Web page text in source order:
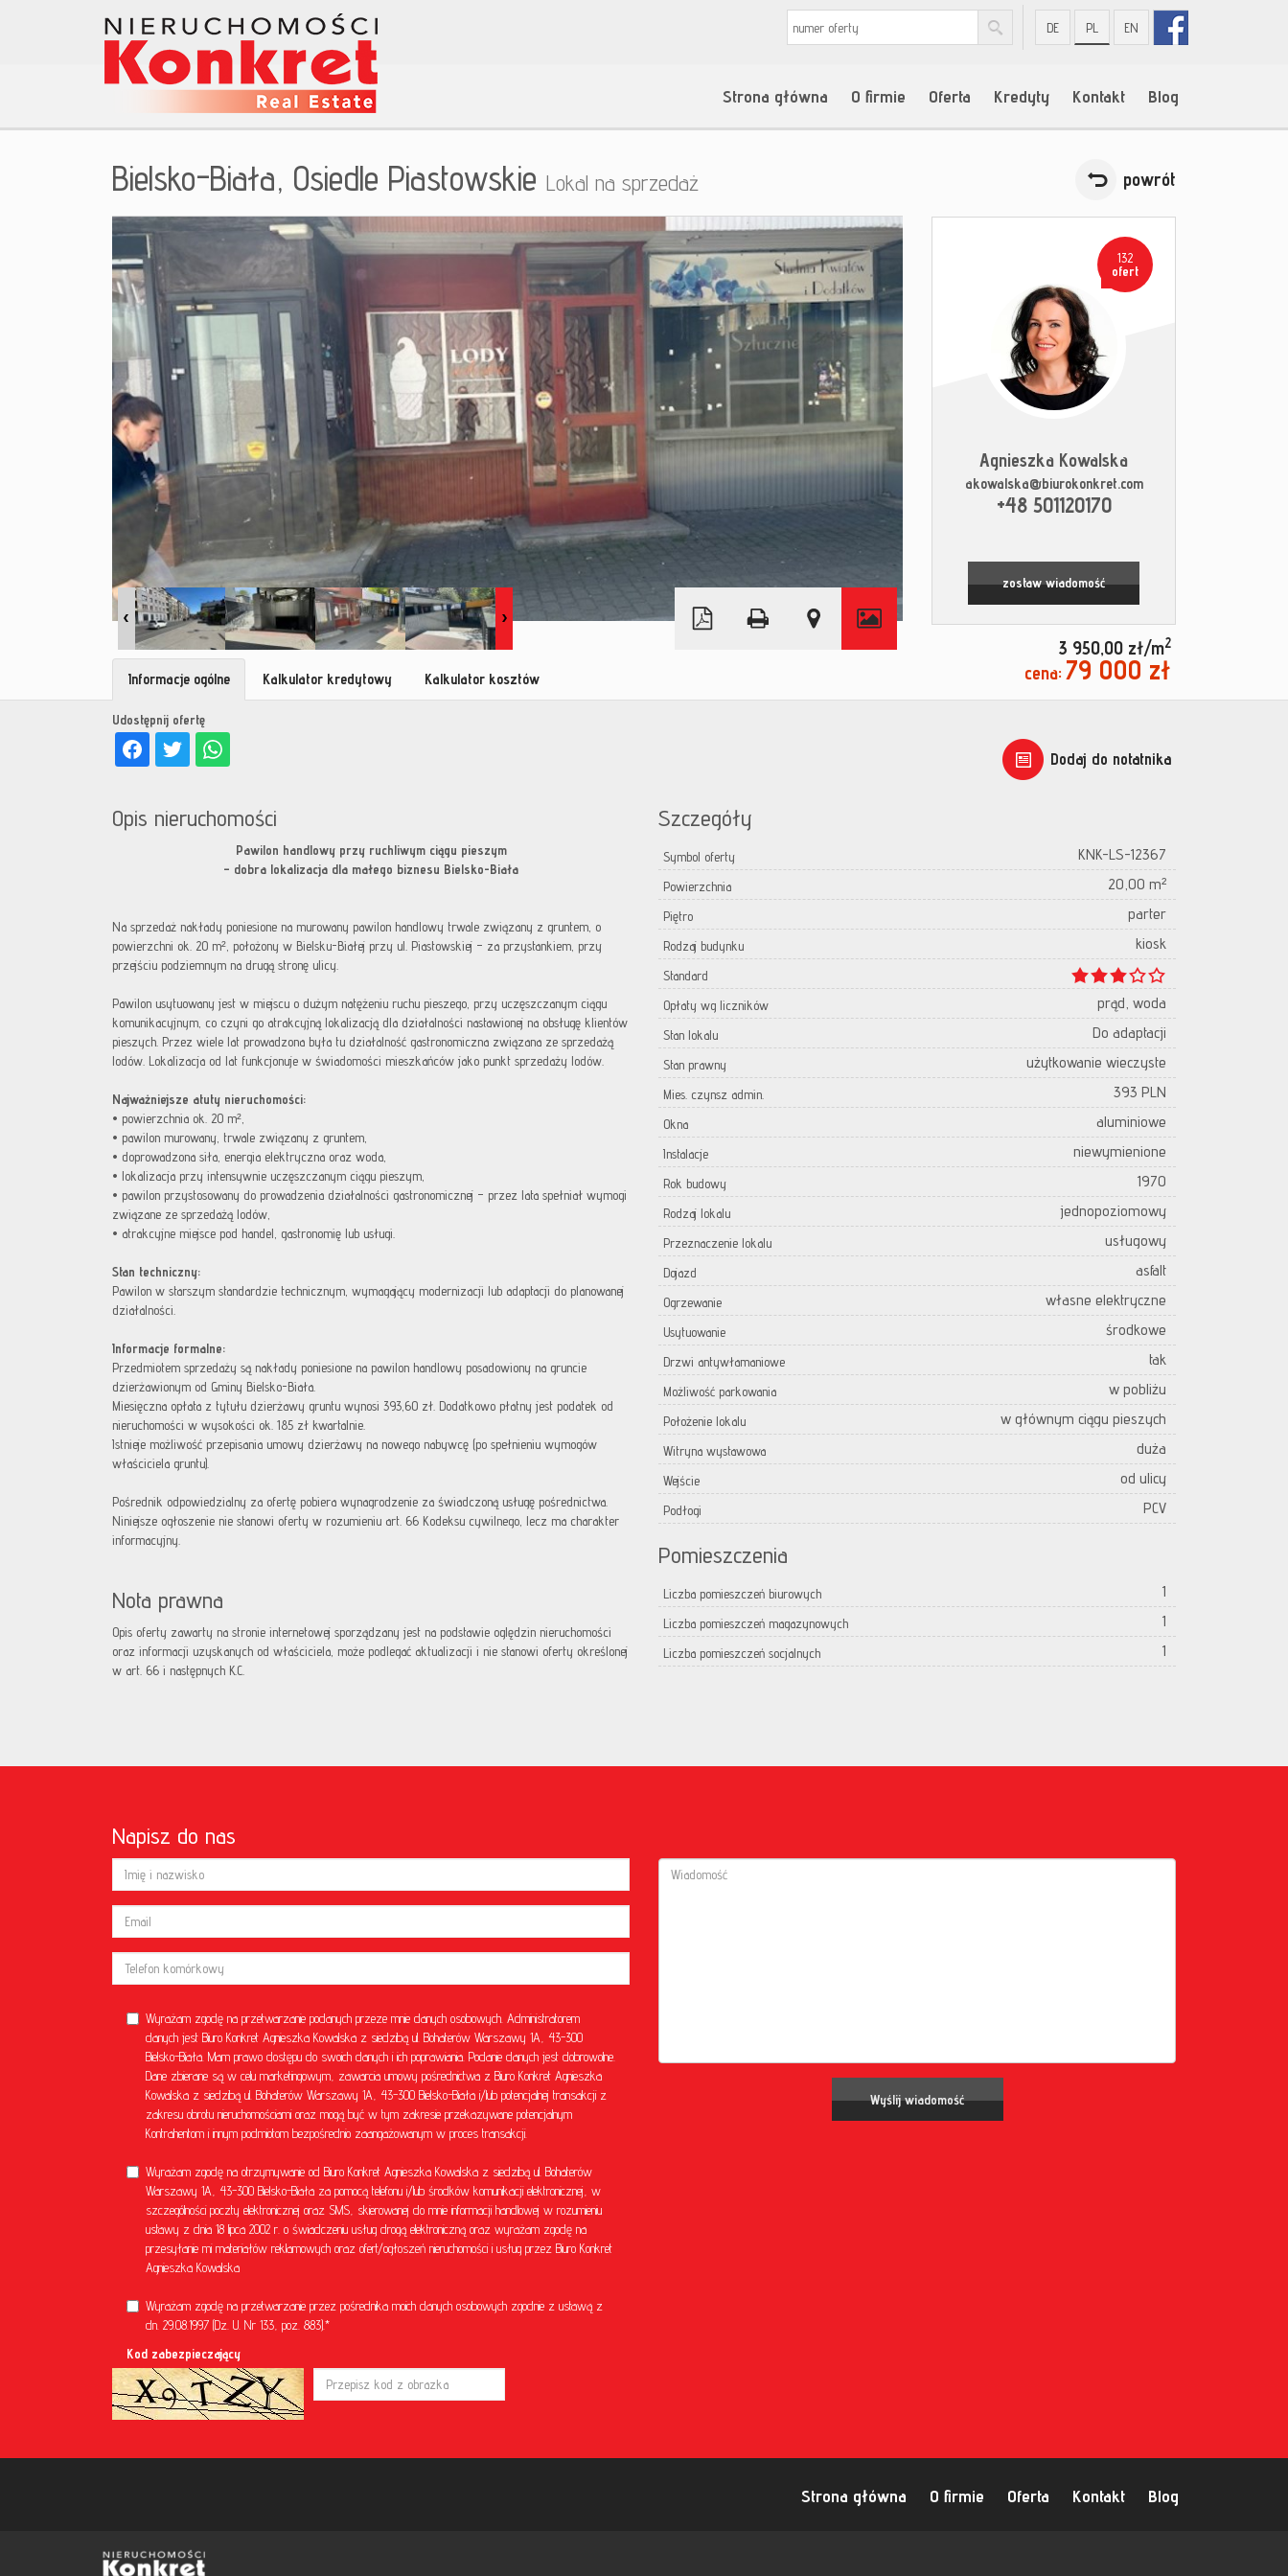
DE PL EN
Strona główna O firmie Oferta Kredyty Kontakt Blog
Bielsko-Biała, Osiedle Piastowskie Lokal na sprzedaż powrót
+
−
Leaflet|© MapTiler ©OpenStreetMap contributors
132
ofert
Agnieszka Kowalska
akowalska@biurokonkret.com
+48 501120170
zostaw wiadomość
3 950,00 zł/m2
cena: 79 000 zł
Dodaj do notatnika
Udostępnij ofertę
Informacje ogólne Kalkulator kredytowy Kalkulator kosztów
Opis nieruchomości
Pawilon handlowy przy ruchliwym ciągu pieszym
– dobra lokalizacja dla małego biznesu Bielsko-Biała
Na sprzedaż nakłady poniesione na murowany pawilon handlowy trwale związany z gruntem, o
powierzchni ok. 20 m², położony w Bielsku-Białej przy ul. Piastowskiej – za przystankiem, przy
przejściu podziemnym na drugą stronę ulicy.
Pawilon usytuowany jest w miejscu o dużym natężeniu ruchu pieszego, przy uczęszczanym ciągu
komunikacyjnym, co czyni go atrakcyjną lokalizacją dla działalności nastawionej na obsługę klientów
pieszych. Przez wiele lat prowadzona była tu działalność gastronomiczna związana ze sprzedażą
lodów. Lokalizacja od lat funkcjonuje w świadomości mieszkańców jako punkt sprzedaży lodów.
Najważniejsze atuty nieruchomości:
• powierzchnia ok. 20 m²,
• pawilon murowany, trwale związany z gruntem,
• doprowadzona siła, energia elektryczna oraz woda,
• lokalizacja przy intensywnie uczęszczanym ciągu pieszym,
• pawilon przystosowany do prowadzenia działalności gastronomicznej – przez lata spełniał wymogi
związane ze sprzedażą lodów,
• atrakcyjne miejsce pod handel, gastronomię lub usługi.
Stan techniczny:
Pawilon w starszym standardzie technicznym, wymagający modernizacji lub adaptacji do planowanej
działalności.
Informacje formalne:
Przedmiotem sprzedaży są nakłady poniesione na pawilon handlowy posadowiony na gruncie
dzierżawionym od Gminy Bielsko-Biała.
Miesięczna opłata z tytułu dzierżawy gruntu wynosi 393,60 zł. Dodatkowo płatny jest podatek od
nieruchomości w wysokości ok. 185 zł kwartalnie.
Istnieje możliwość przepisania umowy dzierżawy na nowego nabywcę (po spełnieniu wymogów
właściciela gruntu).
Pośrednik odpowiedzialny za ofertę pobiera wynagrodzenie za świadczoną usługę pośrednictwa.
Niniejsze ogłoszenie nie stanowi oferty w rozumieniu art. 66 Kodeksu cywilnego, lecz ma charakter
informacyjny.
Nota prawna
Opis oferty zawarty na stronie internetowej sporządzany jest na podstawie oględzin nieruchomości
oraz informacji uzyskanych od właściciela, może podlegać aktualizacji i nie stanowi oferty określonej
w art. 66 i następnych K.C.
Szczegóły
Symbol oferty KNK-LS-12367
Powierzchnia 20,00 m²
Piętro parter
Rodzaj budynku kiosk
Standard
Opłaty wg liczników
prąd, woda
Stan lokalu Do adaptacji
Stan prawny użytkowanie wieczyste
Mies. czynsz admin. 393 PLN
Okna aluminiowe
Instalacje niewymienione
Rok budowy 1970
Rodzaj lokalu jednopoziomowy
Przeznaczenie lokalu usługowy
Dojazd asfalt
Ogrzewanie własne elektryczne
Usytuowanie środkowe
Drzwi antywłamaniowe tak
Możliwość parkowania w pobliżu
Położenie lokalu w głównym ciągu pieszych
Witryna wystawowa duża
Wejście od ulicy
Podłogi PCV
Pomieszczenia
Liczba pomieszczeń biurowych 1
Liczba pomieszczeń magazynowych 1
Liczba pomieszczeń socjalnych 1
Napisz do nas
Wyrażam zgodę na przetwarzanie podanych przeze mnie danych osobowych. Administratorem
danych jest Biuro Konkret Agnieszka Kowalska z siedzibą ul. Bohaterów Warszawy 1A, 43-300
Bielsko-Biała. Mam prawo dostępu do swoich danych i ich poprawiania. Podanie danych jest dobrowolne.
Dane zbierane są w celu marketingowym, zawarcia umowy pośrednictwa z Biuro Konkret Agnieszka
Kowalska z siedzibą ul. Bohaterów Warszawy 1A, 43-300 Bielsko-Biała i/lub potencjalnej transakcji z
zakresu obrotu nieruchomościami oraz mogą być w tym zakresie przekazywane potencjalnym
Kontrahentom i innym podmiotom bezpośrednio zaangażowanym w proces transakcji.
Wyrażam zgodę na otrzymywanie od Biuro Konkret Agnieszka Kowalska z siedzibą ul. Bohaterów
Warszawy 1A, 43-300 Bielsko-Biała za pomocą telefonu i/lub środków komunikacji elektronicznej, w
szczególności poczty elektronicznej oraz SMS, skierowanej do mnie informacji handlowej w rozumieniu
ustawy z dnia 18 lipca 2002 r. o świadczeniu usług drogą elektroniczną oraz wyrażam zgodę na
przesyłanie mi materiałów reklamowych oraz ofert/ogłoszeń nieruchomości i usług przez Biuro Konkret
Agnieszka Kowalska
Wyrażam zgodę na przetwarzanie przez pośrednika moich danych osobowych zgodnie z ustawą z
dn. 29.08.1997 (Dz. U. Nr 133, poz. 883).*
Kod zabezpieczający
Strona główna O firmie Oferta Kontakt Blog